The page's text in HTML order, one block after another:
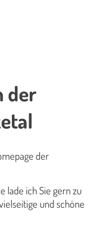
der
der
lade ich Sie gern zu
und schöne